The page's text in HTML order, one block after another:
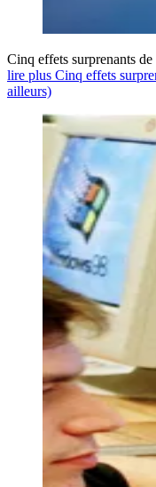
Cinq effets surprenants
lire plus Cinq effets
ailleurs)